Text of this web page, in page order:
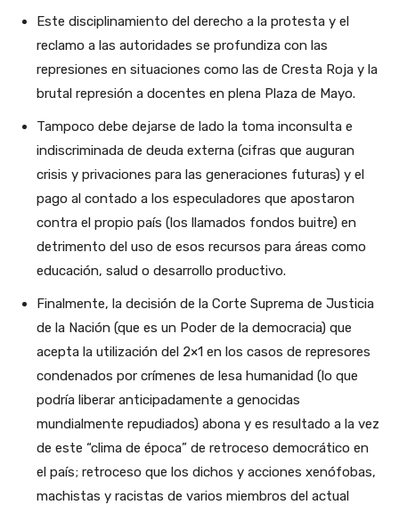
Este disciplinamiento del derecho a la protesta y el
reclamo a las autoridades se profundiza con las
represiones en situaciones como las de Cresta Roja y la
brutal represión a docentes en plena Plaza de Mayo.
Tampoco debe dejarse de lado la toma inconsulta e
indiscriminada de deuda externa (cifras que auguran
crisis y privaciones para las generaciones futuras) y el
pago al contado a los especuladores que apostaron
contra el propio país (los llamados fondos buitre) en
detrimento del uso de esos recursos para áreas como
educación, salud o desarrollo productivo.
Finalmente, la decisión de la Corte Suprema de Justicia
de la Nación (que es un Poder de la democracia) que
acepta la utilización del 2×1 en los casos de represores
condenados por crímenes de lesa humanidad (lo que
podría liberar anticipadamente a genocidas
mundialmente repudiados) abona y es resultado a la vez
de este “clima de época” de retroceso democrático en
el país; retroceso que los dichos y acciones xenófobas,
machistas y racistas de varios miembros del actual